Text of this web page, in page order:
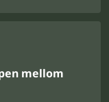
mellom